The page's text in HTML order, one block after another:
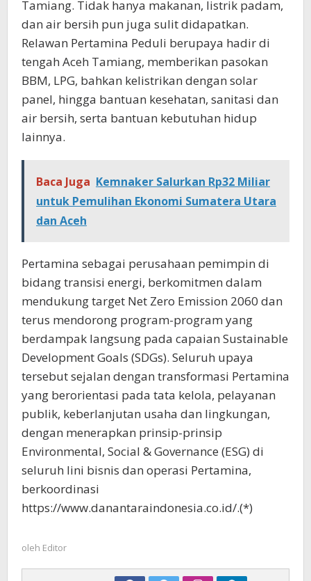
Tamiang. Tidak hanya makanan, listrik padam,
dan air bersih pun juga sulit didapatkan.
Relawan Pertamina Peduli berupaya hadir di
tengah Aceh Tamiang, memberikan pasokan
BBM, LPG, bahkan kelistrikan dengan solar
panel, hingga bantuan kesehatan, sanitasi dan
air bersih, serta bantuan kebutuhan hidup
lainnya.
Baca Juga Kemnaker Salurkan Rp32 Miliar
untuk Pemulihan Ekonomi Sumatera Utara
dan Aceh
Pertamina sebagai perusahaan pemimpin di
bidang transisi energi, berkomitmen dalam
mendukung target Net Zero Emission 2060 dan
terus mendorong program-program yang
berdampak langsung pada capaian Sustainable
Development Goals (SDGs). Seluruh upaya
tersebut sejalan dengan transformasi Pertamina
yang berorientasi pada tata kelola, pelayanan
publik, keberlanjutan usaha dan lingkungan,
dengan menerapkan prinsip-prinsip
Environmental, Social & Governance (ESG) di
seluruh lini bisnis dan operasi Pertamina,
berkoordinasi
https://www.danantaraindonesia.co.id/.(*)
oleh Editor